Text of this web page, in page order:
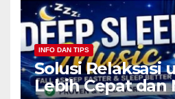
INFO DAN TIPS
Solusi Relaksasi
Lebih Cepat dan